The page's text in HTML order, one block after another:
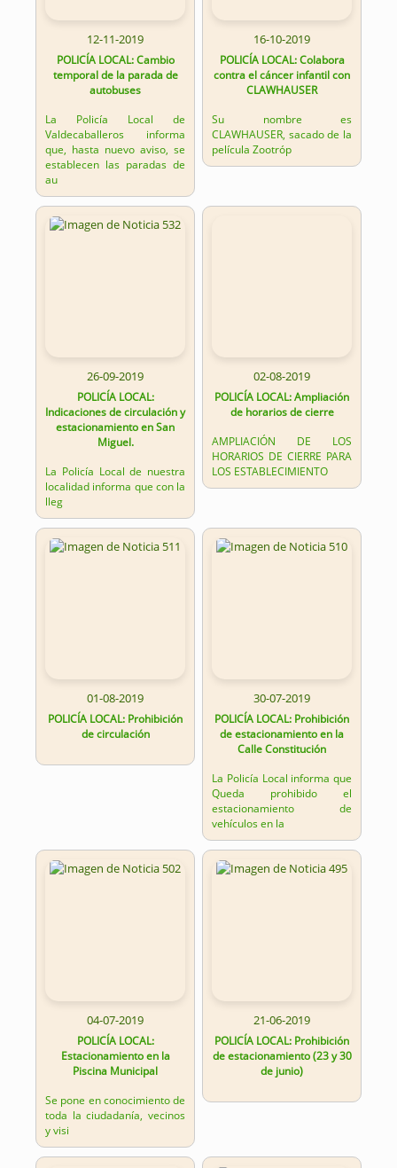
12-11-2019
POLICÍA LOCAL: Cambio
temporal de la parada de
autobuses
La Policía Local de
Valdecaballeros informa
que, hasta nuevo aviso, se
establecen las paradas de
au
16-10-2019
POLICÍA LOCAL: Colabora
contra el cáncer infantil con
CLAWHAUSER
Su nombre es
CLAWHAUSER, sacado de la
película Zootróp
26-09-2019
POLICÍA LOCAL:
Indicaciones de circulación y
estacionamiento en San
Miguel.
La Policía Local de nuestra
localidad informa que con la
lleg
02-08-2019
POLICÍA LOCAL: Ampliación
de horarios de cierre
AMPLIACIÓN DE LOS
HORARIOS DE CIERRE PARA
LOS ESTABLECIMIENTO
01-08-2019
POLICÍA LOCAL: Prohibición
de circulación
30-07-2019
POLICÍA LOCAL: Prohibición
de estacionamiento en la
Calle Constitución
La Policía Local informa que
Queda prohibido el
estacionamiento de
vehículos en la
04-07-2019
POLICÍA LOCAL:
Estacionamiento en la
Piscina Municipal
Se pone en conocimiento de
toda la ciudadanía, vecinos
y visi
21-06-2019
POLICÍA LOCAL: Prohibición
de estacionamiento (23 y 30
de junio)